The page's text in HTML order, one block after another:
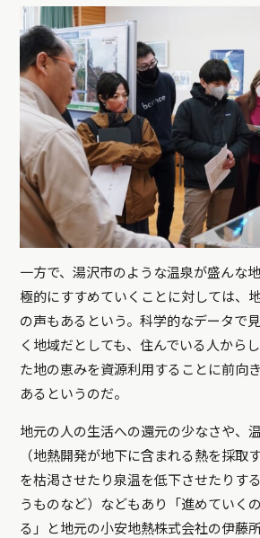
一方で、湯沢市のような温泉が盛んな
極的にすすめていくことに対しては、
の声もあるという。科学的なデータで
く地域だとしても、住んでいる人から
た地の恵みを資源利用することに前向
あるというのだ。
地元の人の生活への還元の少なさや、
（地熱開発が地下に含まれる熱を採取
を枯渇させたり泉温を低下させたりす
うものなど）などもあり「進めていく
る」と地元の小安地熱株式会社の伊藤